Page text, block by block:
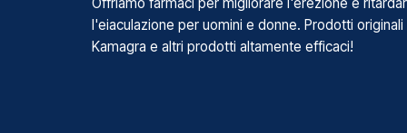
l'eiaculazione per uomini e donne. Prodotti originali
Kamagra e altri prodotti altamente efficaci!